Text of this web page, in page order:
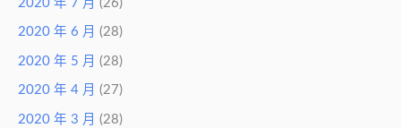
2020 年 7 月 (26)
2020 年 6 月 (28)
2020 年 5 月 (28)
2020 年 4 月 (27)
2020 年 3 月 (28)